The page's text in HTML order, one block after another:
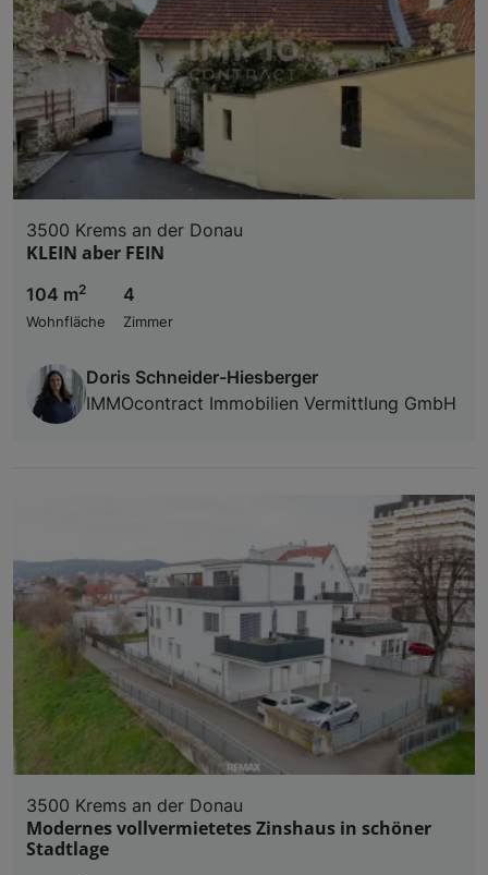
3500 Krems an der Donau
KLEIN aber FEIN
104 m2
Wohnfläche
4
Zimmer
Doris Schneider-Hiesberger
IMMOcontract Immobilien Vermittlung GmbH
3500 Krems an der Donau
Modernes vollvermietetes Zinshaus in schöner
Stadtlage